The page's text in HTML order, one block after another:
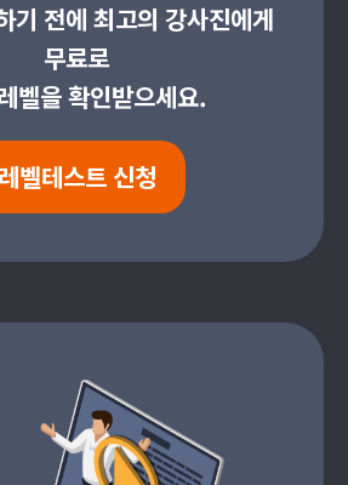
기 전에 최고의 강사진에게
무료로
벨을 확인받으세요.
레벨테스트 신청